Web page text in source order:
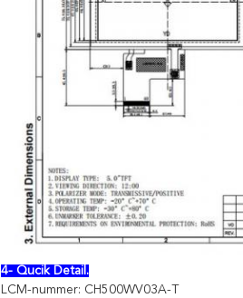
4- Qucik Detail.
LCM-nummer: CH500WV03A-T